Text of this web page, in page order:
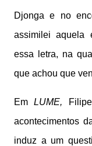
Djonga e no
assimilei aquela
essa letra, na
que achou que
EmLUME,
acontecimentos
induz a um